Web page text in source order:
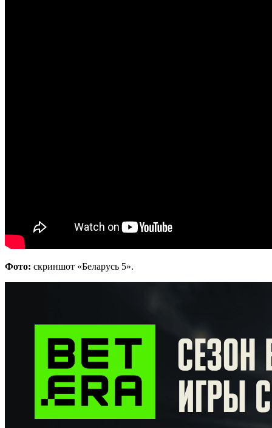
Фото: скриншот «Беларусь 5».